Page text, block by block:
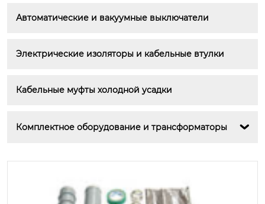
Автоматические и вакуумные выключатели
Электрические изоляторы и кабельные втулки
Кабельные муфты холодной усадки
Комплектное оборудование и трансформаторы 